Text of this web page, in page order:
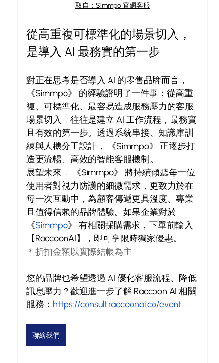
取自：Simmpo 官網客服
從高重複可標準化的場景切入，
是導入 AI 最務實的第一步
對正在思考是否導入 AI 的零售品牌而言，
《Simmpo》 的經驗證明了一件事：從高重
複、可標準化、最容易造成服務壓力的客服
場景切入，往往是建立 AI 工作流程，最務實
且有效的第一步。透過系統串接、知識庫訓
練與人機分工設計， 《Simmpo》 正逐步打
造更流暢、高效的智能客服機制。
展望未來， 《Simmpo》 將持續傾聽每一位
使用者對視力防護的細微需求，更致力於在
每一次互動中，為顧客傳遞更具溫度、專業
且值得信賴的品牌體驗。如果企業對於
《Simmpo》 有相關採購需求，下單前輸入
【RaccoonAI】，即可享限時獨家優惠。
＊折扣金額以實際結帳為主
您的品牌也希望透過 AI 優化客服流程、降低
訊息壓力？歡迎進一步了解 Raccoon AI 相關
服務： https://consult.raccoonai.co/event
聯絡我們